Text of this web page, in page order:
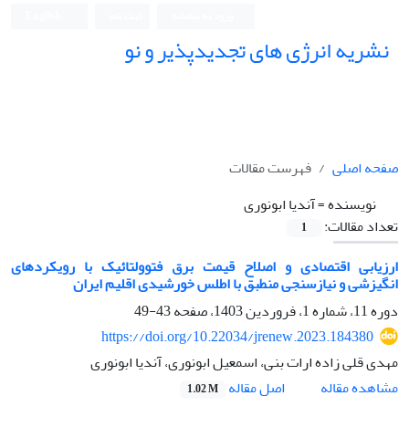
نشریه انرژی های تجدیدپذیر و نو
صفحه اصلی
فهرست مقالات
نویسنده =آندیا ابونوری
تعداد مقالات:
1
ارزیابی اقتصادی و اصلاح قیمت برق فتوولتائیک با رویکرد‌های
انگیزشی و نیازسنجی منطبق با اطلس خورشیدی اقلیم ایران
دوره 11، شماره 1، فروردین 1403، صفحه
43-49
https://doi.org/10.22034/jrenew.2023.184380
مهدی قلی زاده ارات بنی، اسمعیل ابونوری، آندیا ابونوری
مشاهده مقاله
اصل مقاله 1.02 M